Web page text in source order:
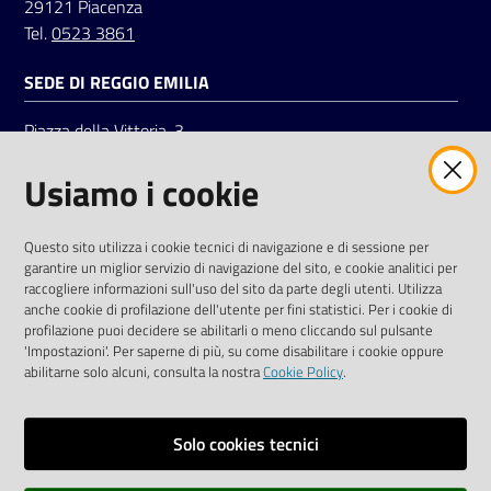
29121 Piacenza
Tel.0523 3861
SEDE DI REGGIO EMILIA
Piazza della Vittoria, 3
Tel.0522 7961
LinkedinFacebookInstagram
Informative e liberatorie privacy
Usiamo i cookie
Questo sito utilizza i cookie tecnici di navigazione e di sessione per
garantire un miglior servizio di navigazione del sito, e cookie analitici per
raccogliere informazioni sull'uso del sito da parte degli utenti. Utilizza
anche cookie di profilazione dell'utente per fini statistici. Per i cookie di
profilazione puoi decidere se abilitarli o meno cliccando sul pulsante
'Impostazioni'. Per saperne di più, su come disabilitare i cookie oppure
abilitarne solo alcuni, consulta la nostraCookie Policy.
Solo cookies tecnici